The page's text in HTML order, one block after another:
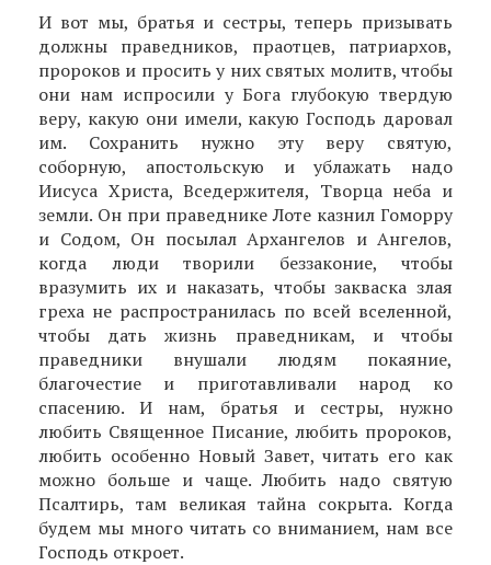
И вот мы, братья и сестры, теперь призывать
должны праведников, праотцев, патриархов,
проро­ков и просить у них святых молитв, чтобы
они нам испросили у Бога глубокую твердую
веру, какую они имели, какую Господь даровал
им. Сохранить нужно эту веру святую,
соборную, апостольскую и ублажать надо
Иисуса Христа, Вседержителя, Твор­ца неба и
земли. Он при праведнике Лоте казнил Гоморру
и Содом, Он посылал Архангелов и Ангелов,
когда люди творили беззаконие, чтобы
вразумить их и наказать, чтобы закваска злая
греха не распространилась по всей вселенной,
чтобы дать жизнь праведникам, и чтобы
праведники внушали людям покаяние,
благочестие и приготавливали народ ко
спасению. И нам, братья и сестры, нужно
любить Священное Писание, любить пророков,
любить особенно Новый Завет, читать его как
можно больше и чаще. Любить надо святую
Псалтирь, там великая тайна сокрыта. Когда
будем мы много читать со вниманием, нам все
Господь откроет.